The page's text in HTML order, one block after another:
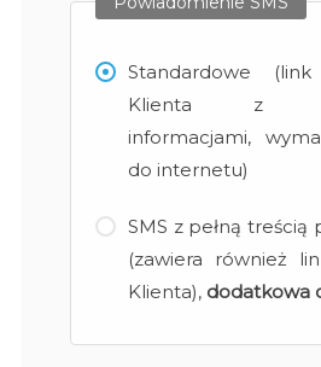
Standardowe
Klienta z
informacjami,
do internetu)
SMS z pełną treścią
(zawiera również
Klienta), dodatkowa